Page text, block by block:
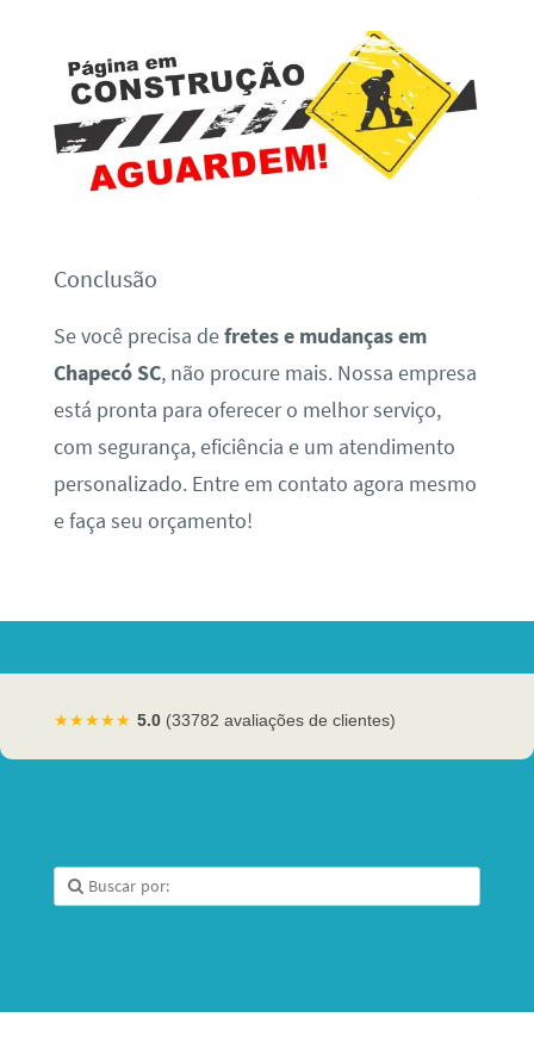
Conclusão
Se você precisa defretes e mudanças em
Chapecó SC, não procure mais. Nossa empresa
está pronta para oferecer o melhor serviço,
com segurança, eficiência e um atendimento
personalizado. Entre em contato agora mesmo
e faça seu orçamento!
★★★★★ 5.0 (33782 avaliações de clientes)